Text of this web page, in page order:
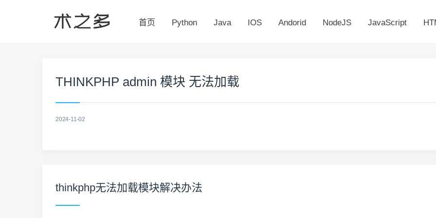
首页 Python Java IOS Andorid NodeJS JavaScript
THINKPHP admin 模块 无法加载
2024-11-02
thinkphp无法加载模块解决办法